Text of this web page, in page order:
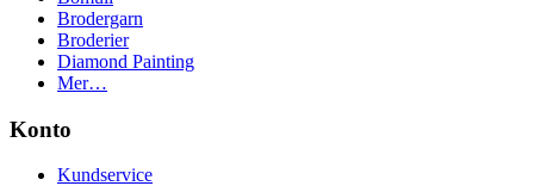
Brodergarn
Broderier
Diamond Painting
Mer…
Konto
Kundservice